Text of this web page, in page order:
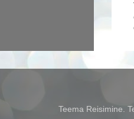
Teema Reisimine.